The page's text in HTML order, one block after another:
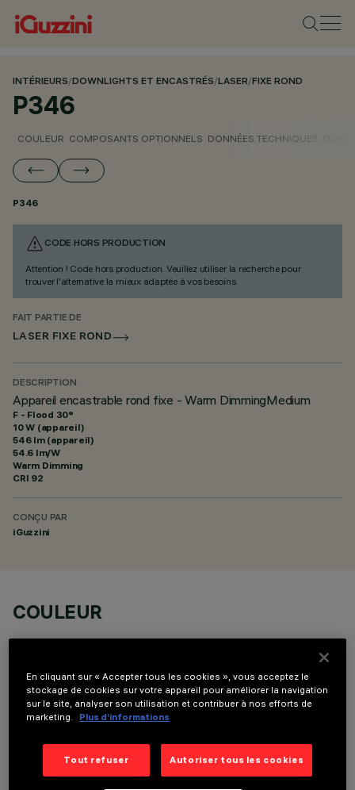
INTÉRIEURS/DOWNLIGHTS ET ENCASTRÉS/LASER/FIXE ROND
P346
COULEUR COMPOSANTS OPTIONNELS DONNÉES TECHNIQUES
P346
CODE HORS PRODUCTION
Attention ! Code hors production. Veuillez utiliser la recherche pour
trouver l'alternative la mieux adaptée à vos besoins.
FAIT PARTIE DE
LASER FIXE ROND
DESCRIPTION
Appareil encastrable rond fixe - Warm DimmingMedium
F - Flood 30°
10 W (appareil)
546 lm (appareil)
54.6 lm/W
Warm Dimming
CRI 92
CONÇU PAR
iGuzzini
COULEUR
COMPOSANTS OPTIONNELS
En cliquant sur « Accepter tous les cookies », vous acceptez le
stockage de cookies sur votre appareil pour améliorer la navigation
sur le site, analyser son utilisation et contribuer à nos efforts de
marketing.
Plus d’informations
Tout refuser Autoriser tous les cookies